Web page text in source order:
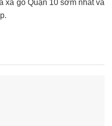
xà gồ Quận 10 sớm nhất và